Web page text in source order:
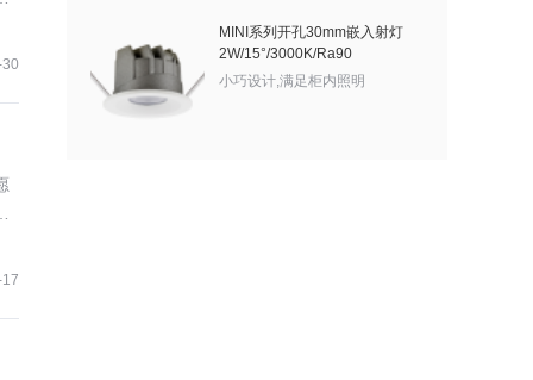
MINI系列开孔30mm嵌入射灯
2W/15°/3000K/Ra90
小巧设计,满足柜内照明